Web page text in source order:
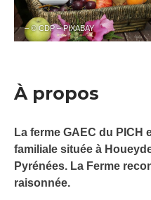
– © CDP – PIXABAY
À propos
La ferme GAEC du
familiale située à
Pyrénées. La Ferme
raisonnée.